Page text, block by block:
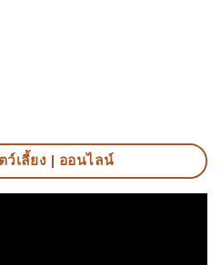
ว์เลี้ยง | ออนไลน์